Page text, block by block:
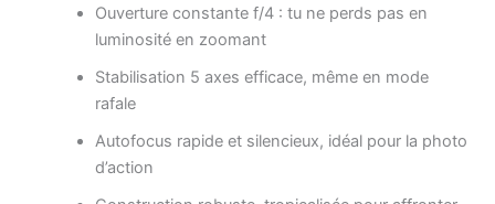
Ouverture constante f/4 : tu ne perds pas en
luminosité en zoomant
Stabilisation 5 axes efficace, même en mode
rafale
Autofocus rapide et silencieux, idéal pour la photo
d’action